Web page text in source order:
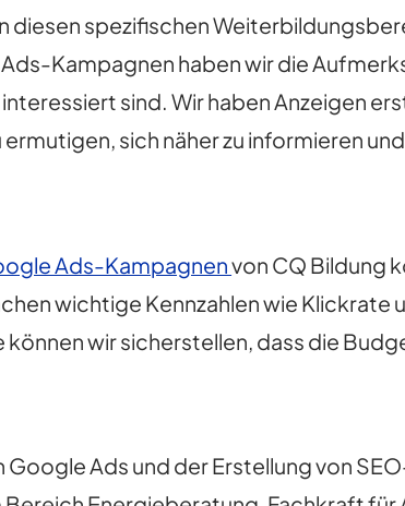
diesen spezifischen
Kampagnen haben wir die
sind. Wir haben Anzeigen
sich näher zu informieren
Ads-Kampagnenvon CQ Bildung
wichtige Kennzahlen wie Klickrate
wir sicherstellen, dass die
Ads und der Erstellung von